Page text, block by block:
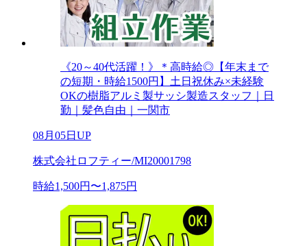
《20～40代活躍！》＊高時給◎【年末まで
の短期・時給1500円】土日祝休み×未経験
OKの樹脂アルミ製サッシ製造スタッフ｜日
勤｜髪色自由｜一関市
08月05日UP
株式会社ロフティー/MI20001798
時給1,500円〜1,875円